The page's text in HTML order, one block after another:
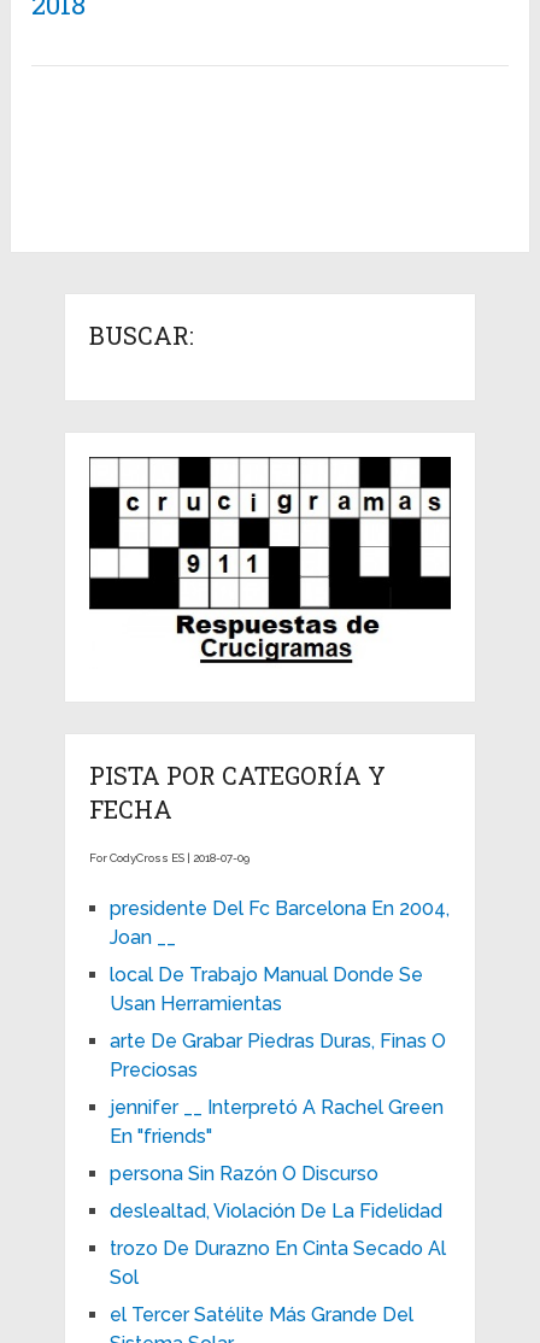
BUSCAR:
PISTA POR CATEGORÍA Y
FECHA
For CodyCross ES | 2018-07-09
presidente Del Fc Barcelona En 2004,
Joan __
local De Trabajo Manual Donde Se
Usan Herramientas
arte De Grabar Piedras Duras, Finas O
Preciosas
jennifer __ Interpretó A Rachel Green
En "friends"
persona Sin Razón O Discurso
deslealtad, Violación De La Fidelidad
trozo De Durazno En Cinta Secado Al
Sol
el Tercer Satélite Más Grande Del